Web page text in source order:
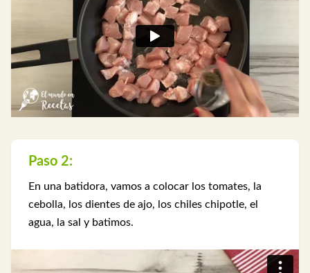
Paso 2:
En una batidora, vamos a colocar los tomates, la
cebolla, los dientes de ajo, los chiles chipotle, el
agua, la sal y batimos.